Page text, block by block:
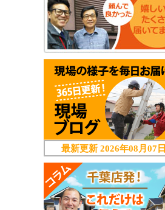
最新更新 2026年08月07日